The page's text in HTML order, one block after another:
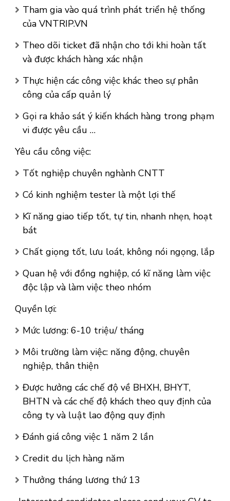
Tham gia vào quá trình phát triển hệ thống
của VNTRIP.VN
Theo dõi ticket đã nhận cho tới khi hoàn tất
và được khách hàng xác nhận
Thực hiện các công việc khác theo sự phân
công của cấp quản lý
Gọi ra khảo sát ý kiến khách hàng trong phạm
vi được yêu cầu …
Yêu cầu công việc:
Tốt nghiệp chuyên nghành CNTT
Có kinh nghiệm tester là một lợi thế
Kĩ năng giao tiếp tốt, tự tin, nhanh nhẹn, hoạt
bát
Chất giọng tốt, lưu loát, không nói ngọng, lắp
Quan hệ với đồng nghiệp, có kĩ năng làm việc
độc lập và làm việc theo nhóm
Quyền lợi:
Mức lương: 6-10 triệu/ tháng
Môi trường làm việc: năng động, chuyên
nghiệp, thân thiện
Được hưởng các chế độ về BHXH, BHYT,
BHTN và các chế độ khách theo quy định của
công ty và luật lao động quy định
Đánh giá công việc 1 năm 2 lần
Credit du lịch hàng năm
Thưởng tháng lương thứ 13